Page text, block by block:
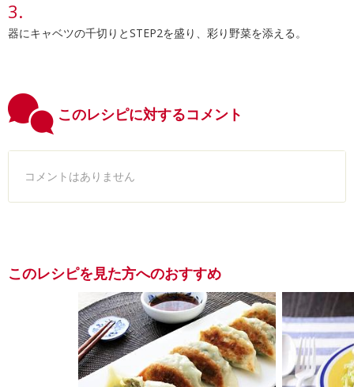
器にキャベツの千切りとSTEP2を盛り、彩り野菜を添える。
このレシピに対するコメント
コメントはありません
このレシピを見た方へのおすすめ